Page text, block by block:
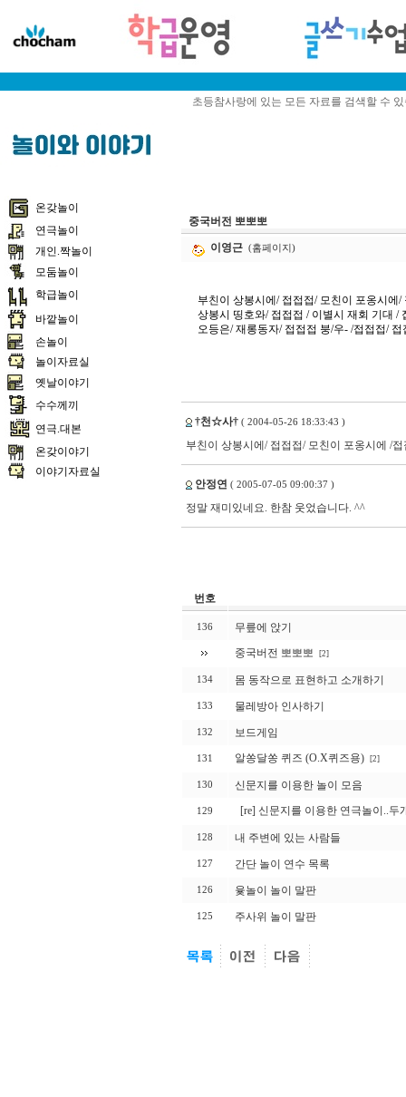
초등참사랑에 있는 모든 자료를 검색할 수
온갖놀이
연극놀이
개인.짝놀이
모둠놀이
학급놀이
바깥놀이
손놀이
놀이자료실
옛날이야기
수수께끼
연극.대본
온갖이야기
이야기자료실
중국버전 뽀뽀뽀
이영근 (홈페이지)
부친이 상봉시에/ 접접접/ 모친이 포옹시에/
상봉시 띵호와/ 접접접 / 이별시 재회 기대 /
오등은/ 재롱동자/ 접접접 붕/우- /접접접/
†천☆사† ( 2004-05-26 18:33:43 )
부친이 상봉시에/ 접접접/ 모친이 포옹시에 /접
안정연 ( 2005-07-05 09:00:37 )
정말 재미있네요. 한참 웃었습니다. ^^
번호
136
무릎에 앉기
중국버전 뽀뽀뽀
[2]
134 몸 동작으로 표현하고 소개하기
133 물레방아 인사하기
132 보드게임
131 알쏭달쏭 퀴즈 (O.X퀴즈용) [2]
130 신문지를 이용한 놀이 모음
129 [re] 신문지를 이용한 연극놀이..
128 내 주변에 있는 사람들
127 간단 놀이 연수 목록
126 윷놀이 놀이 말판
125 주사위 놀이 말판